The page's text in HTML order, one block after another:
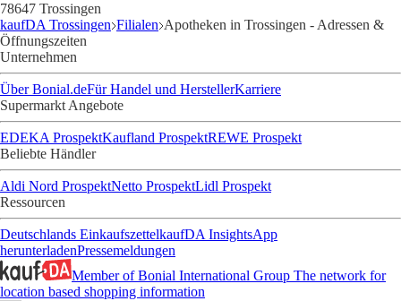
78647 Trossingen
kaufDA Trossingen Filialen Apotheken in Trossingen - Adressen &
Öffnungszeiten
Unternehmen
Über Bonial.deFür Handel und HerstellerKarriere
Supermarkt Angebote
EDEKA ProspektKaufland ProspektREWE Prospekt
Beliebte Händler
Aldi Nord ProspektNetto ProspektLidl Prospekt
Ressourcen
Deutschlands EinkaufszettelkaufDA InsightsApp
herunterladenPressemeldungen
Member of Bonial International Group The network for
location based shopping information